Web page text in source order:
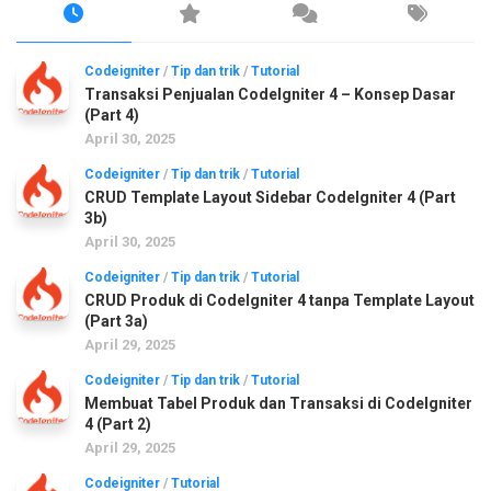
Codeigniter / Tip dan trik / Tutorial
Transaksi Penjualan CodeIgniter 4 – Konsep Dasar
(Part 4)
April 30, 2025
Codeigniter / Tip dan trik / Tutorial
CRUD Template Layout Sidebar CodeIgniter 4 (Part
3b)
April 30, 2025
Codeigniter / Tip dan trik / Tutorial
CRUD Produk di CodeIgniter 4 tanpa Template Layout
(Part 3a)
April 29, 2025
Codeigniter / Tip dan trik / Tutorial
Membuat Tabel Produk dan Transaksi di CodeIgniter
4 (Part 2)
April 29, 2025
Codeigniter / Tutorial